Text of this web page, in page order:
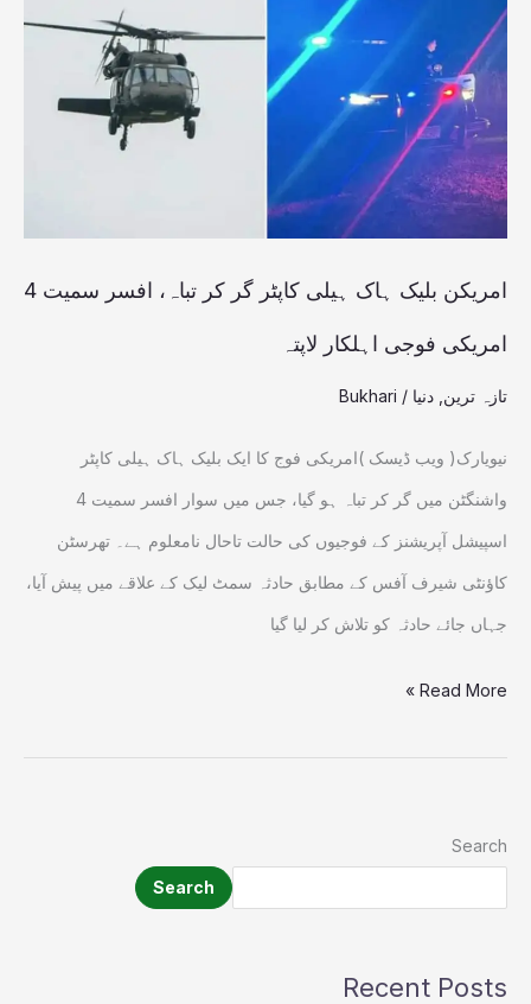
امریکن بلیک ہاک ہیلی کاپٹر گر کر تباہ، افسر سمیت 4
امریکی فوجی اہلکار لاپتہ
تازہ ترین دنیا /
Bukhari
نیویارک( ویب ڈیسک )امریکی فوج کا ایک بلیک ہاک ہیلی کاپٹر
واشنگٹن میں گر کر تباہ ہو گیا، جس میں سوار افسر سمیت 4
اسپیشل آپریشنز کے فوجیوں کی حالت تاحال نامعلوم ہے۔ تھرسٹن
کاؤنٹی شیرف آفس کے مطابق حادثہ سمٹ لیک کے علاقے میں پیش آیا،
جہاں جائے حادثہ کو تلاش کر لیا گیا
ہاک
ہیلی
کاپٹر
گر
کر
تباہ،
افسر
امریکی
فوجی
اہلکار
لاپتہ
Read More »
Search
Search
Recent Posts